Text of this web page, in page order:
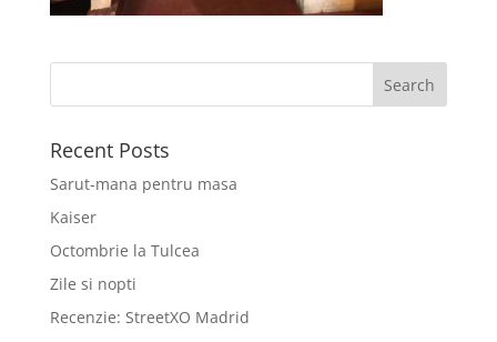
Recent Posts
Sarut-mana pentru masa
Kaiser
Octombrie la Tulcea
Zile si nopti
Recenzie: StreetXO Madrid